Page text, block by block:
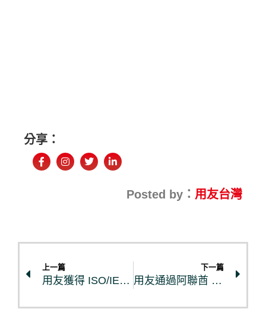
分享：
Posted by： 用友台灣
上一篇
用友獲得 ISO/IEC 42001:2023 國際人工智慧管理體系認證
下一篇
用友通過阿聯酋 FTA 官方財稅軟體認證，助台商解決進軍當地財務合規難題